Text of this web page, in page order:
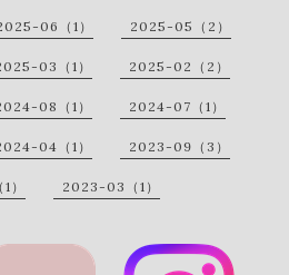
06（1） 2025-05（2）
03（1） 2025-02（2）
08（1） 2024-07（1）
04（1） 2023-09（3）
） 2023-03（1）